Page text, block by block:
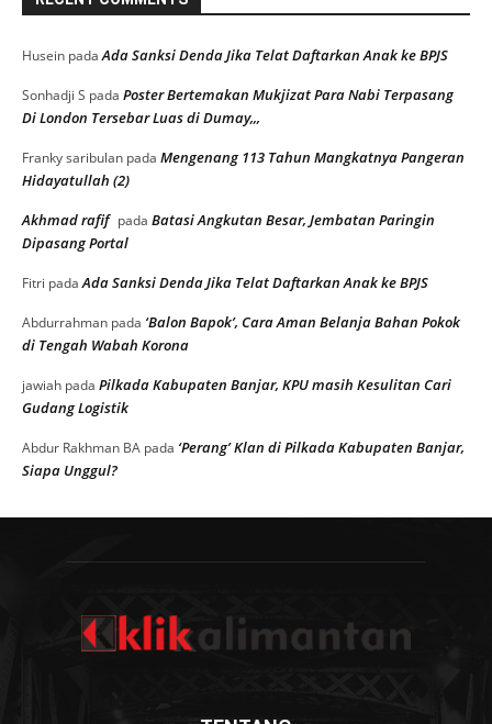
Husein padaAda Sanksi Denda Jika Telat Daftarkan Anak ke BPJS
Sonhadji S pada Poster Bertemakan Mukjizat Para Nabi Terpasang
Di London Tersebar Luas di Dumay,,,
Franky saribulan pada Mengenang 113 Tahun Mangkatnya Pangeran
Hidayatullah (2)
Akhmad rafif pada Batasi Angkutan Besar, Jembatan Paringin
Dipasang Portal
Fitri padaAda Sanksi Denda Jika Telat Daftarkan Anak ke BPJS
Abdurrahman pada ‘Balon Bapok’, Cara Aman Belanja Bahan Pokok
di Tengah Wabah Korona
jawiah pada Pilkada Kabupaten Banjar, KPU masih Kesulitan Cari
Gudang Logistik
Abdur Rakhman BA pada ‘Perang’ Klan di Pilkada Kabupaten Banjar,
Siapa Unggul?